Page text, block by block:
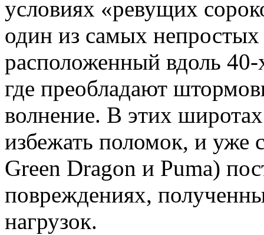
условиях «ревущих
один из самых
расположенный вдоль
где преобладают
волнение. В этих
избежать поломок, и уже
Green Dragon и Puma)
повреждениях,
нагрузок.